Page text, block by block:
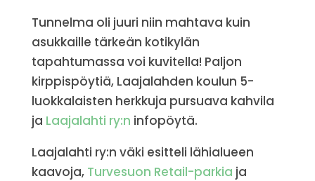
Tunnelma oli juuri niin mahtava kuin
asukkaille tärkeän kotikylän
tapahtumassa voi kuvitella! Paljon
kirppispöytiä, Laajalahden koulun 5-
luokkalaisten herkkuja pursuava kahvila
ja Laajalahti ry:n infopöytä.
Laajalahti ry:n väki esitteli lähialueen
kaavoja, Turvesuon Retail-parkia ja